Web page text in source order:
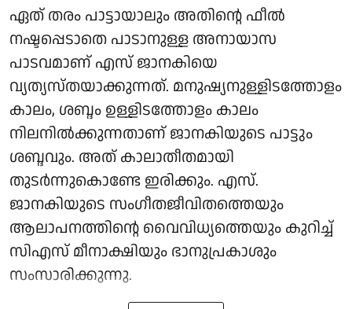
ഏത് തരം പാട്ടായാലും അതിന്റെ ഫീല്‍
നഷ്ടപ്പെടാതെ പാടാനുള്ള അനായാസ
പാടവമാണ് എസ് ജാനകിയെ
വ്യത്യസ്തയാക്കുന്നത്. മനുഷ്യനുള്ളിടത്തോളം
കാലം, ശബ്ദം ഉള്ളിടത്തോളം കാലം
നിലനില്‍ക്കുന്നതാണ് ജാനകിയുടെ പാട്ടും
ശബ്ദവും. അത് കാലാതീതമായി
തുടര്‍ന്നുകൊണ്ടേ ഇരിക്കും. എസ്.
ജാനകിയുടെ സംഗീതജീവിതത്തെയും
ആലാപനത്തിന്റെ വൈവിധ്യത്തെയും കുറിച്ച്
സിഎസ് മീനാക്ഷിയും ഭാനുപ്രകാശും
സംസാരിക്കുന്നു.